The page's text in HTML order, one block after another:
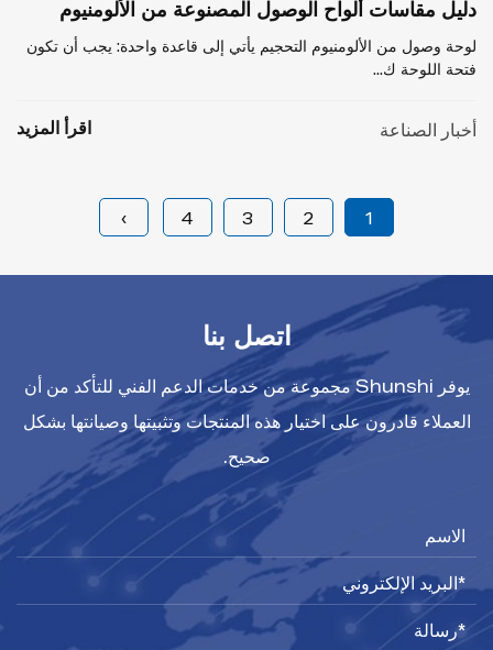
دليل مقاسات ألواح الوصول المصنوعة من الألومنيوم
لوحة وصول من الألومنيوم التحجيم يأتي إلى قاعدة واحدة: يجب أن تكون
فتحة اللوحة ك...
أخبار الصناعة اقرأ المزيد
1
2
3
4
›
اتصل بنا
يوفر Shunshi مجموعة من خدمات الدعم الفني للتأكد من أن
العملاء قادرون على اختيار هذه المنتجات وتثبيتها وصيانتها بشكل
صحيح.